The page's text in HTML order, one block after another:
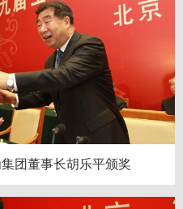
团董事长胡乐平颁奖